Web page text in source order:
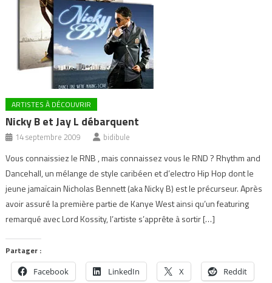
ARTISTES À DÉCOUVRIR
Nicky B et Jay L débarquent
14 septembre 2009 bidibule
Vous connaissiez le RNB , mais connaissez vous le RND ? Rhythm and
Dancehall, un mélange de style caribéen et d’electro Hip Hop dont le
jeune jamaïcain Nicholas Bennett (aka Nicky B) est le précurseur. Après
avoir assuré la première partie de Kanye West ainsi qu’un featuring
remarqué avec Lord Kossity, l’artiste s’apprête à sortir […]
Partager :
Facebook LinkedIn X Reddit